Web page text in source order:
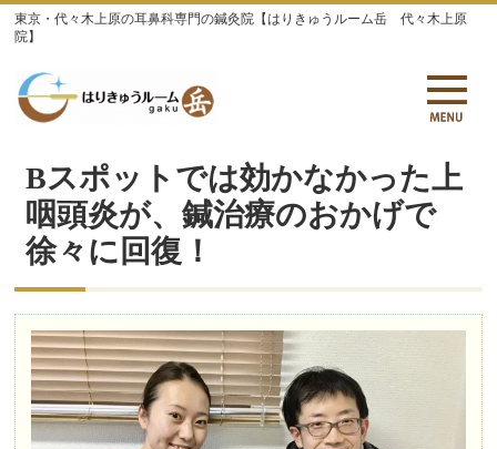
東京・代々木上原の耳鼻科専門の鍼灸院【はりきゅうルーム岳 代々木上原
院】
Bスポットでは効かなかった上
咽頭炎が、鍼治療のおかげで
徐々に回復！